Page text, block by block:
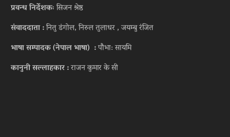
प्रवन्ध निर्देशकःसिजन श्रेष्ठ
संवाददाता :नितु डंगोल, निरुल तुलाधर , जयम्बु रंजित
भाषा सम्पादक (नेपाल भाषा) :पौभा: सायमि
कानुनी सल्लाहकार :राजन कुमार के सी